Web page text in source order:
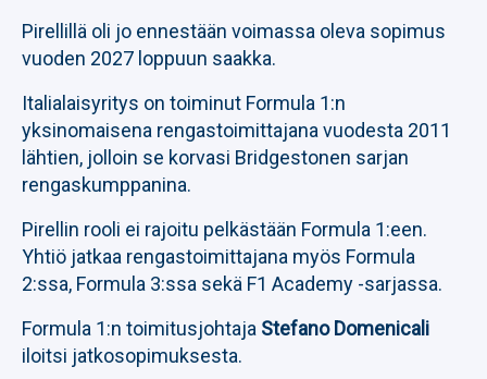
Pirellillä oli jo ennestään voimassa oleva sopimus
vuoden 2027 loppuun saakka.
Italialaisyritys on toiminut Formula 1:n
yksinomaisena rengastoimittajana vuodesta 2011
lähtien, jolloin se korvasi Bridgestonen sarjan
rengaskumppanina.
Pirellin rooli ei rajoitu pelkästään Formula 1:een.
Yhtiö jatkaa rengastoimittajana myös Formula
2:ssa, Formula 3:ssa sekä F1 Academy -sarjassa.
Formula 1:n toimitusjohtaja Stefano Domenicali
iloitsi jatkosopimuksesta.